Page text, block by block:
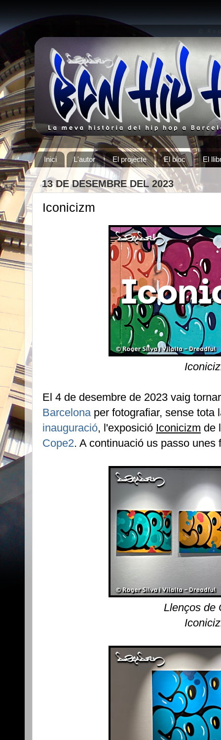
Inici L'autor El projecte El bloc El
13 DE DESEMBRE DEL 2023
Iconicizm
El 4 de desembre de 2023 vaig
Barcelona per fotografiar, sense tota
inauguració, l'exposició Iconicizm de
Cope2. A continuació us passo
Llenços de